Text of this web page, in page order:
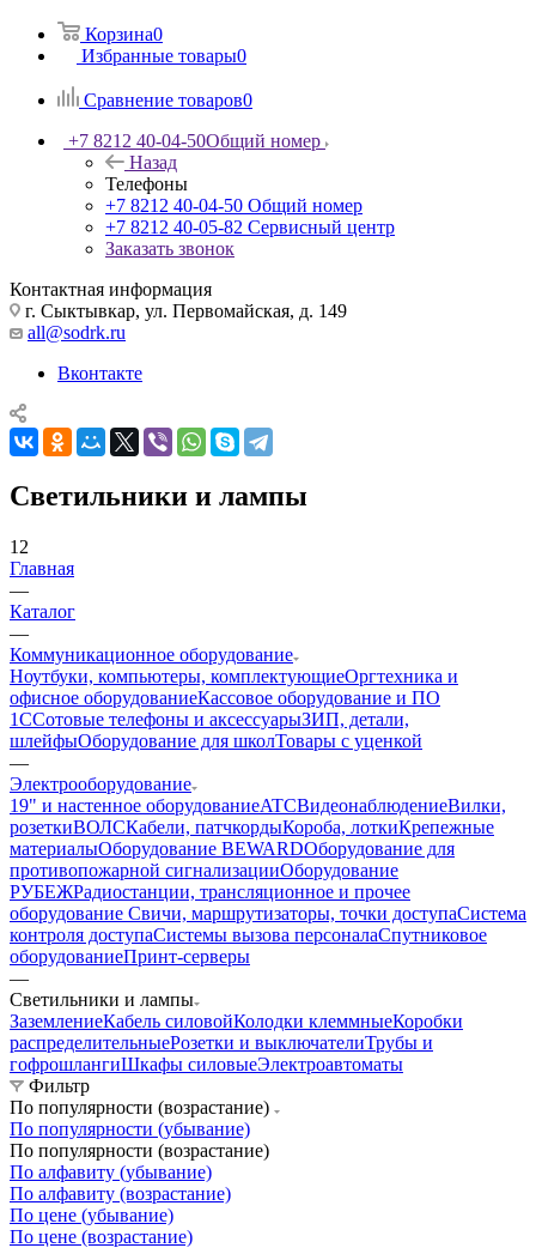
Корзина0
Избранные товары0
Сравнение товаров0
+7 8212 40-04-50Общий номер
Назад
Телефоны
+7 8212 40-04-50 Общий номер
+7 8212 40-05-82 Сервисный центр
Заказать звонок
Контактная информация
г. Сыктывкар, ул. Первомайская, д. 149
all@sodrk.ru
Вконтакте
Светильники и лампы
12
Главная
—
Каталог
—
Коммуникационное оборудование
Ноутбуки, компьютеры, комплектующиеОргтехника и
офисное оборудованиеКассовое оборудование и ПО
1ССотовые телефоны и аксессуарыЗИП, детали,
шлейфыОборудование для школТовары с уценкой
—
Электрооборудование
19" и настенное оборудованиеATCВидеонаблюдениеВилки,
розеткиВОЛСКабели, патчкордыКороба, лоткиКрепежные
материалыОборудование BEWARDОборудование для
противопожарной сигнализацииОборудование
РУБЕЖРадиостанции, трансляционное и прочее
оборудование Свичи, маршрутизаторы, точки доступаСистема
контроля доступаСистемы вызова персоналаСпутниковое
оборудованиеПринт-серверы
—
Светильники и лампы
ЗаземлениеКабель силовойКолодки клеммныеКоробки
распределительныеРозетки и выключателиТрубы и
гофрошлангиШкафы силовыеЭлектроавтоматы
Фильтр
По популярности (возрастание)
По популярности (убывание)
По популярности (возрастание)
По алфавиту (убывание)
По алфавиту (возрастание)
По цене (убывание)
По цене (возрастание)